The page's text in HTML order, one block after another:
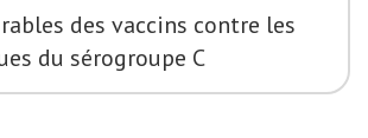
des vaccins contre les
du sérogroupe C